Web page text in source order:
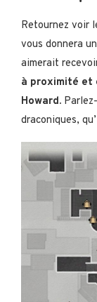
Retournez voir
vous donnera
aimerait
à proximité et
Howard.
draconiques,